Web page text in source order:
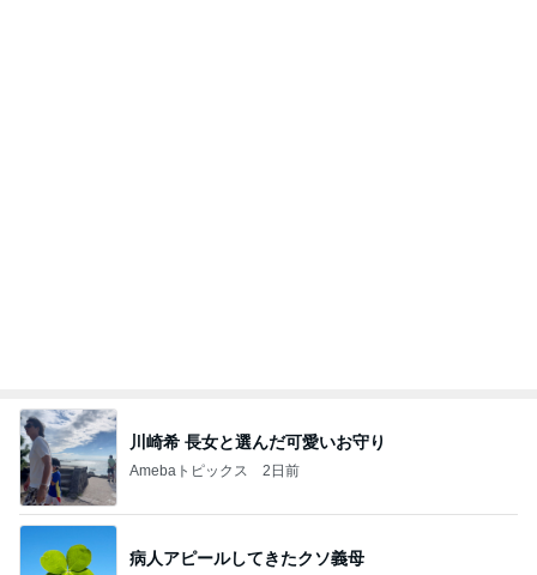
川崎希 長女と選んだ可愛いお守り
Amebaトピックス 2日前
病人アピールしてきたクソ義母